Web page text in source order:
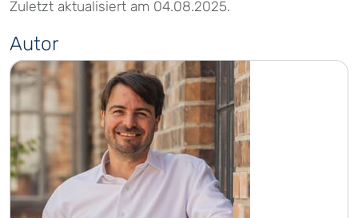
Zuletzt aktualisiert am 04.08.2025.
Autor